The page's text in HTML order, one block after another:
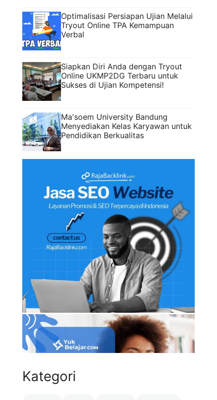
Optimalisasi Persiapan Ujian Melalui
Tryout Online TPA Kemampuan
Verbal
Siapkan Diri Anda dengan Tryout
Online UKMP2DG Terbaru untuk
Sukses di Ujian Kompetensi!
Ma'soem University Bandung
Menyediakan Kelas Karyawan untuk
Pendidikan Berkualitas
Kategori